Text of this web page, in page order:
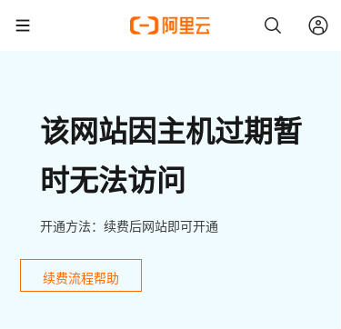
该网站因主机过期暂
时无法访问
开通方法：续费后网站即可开通
续费流程帮助